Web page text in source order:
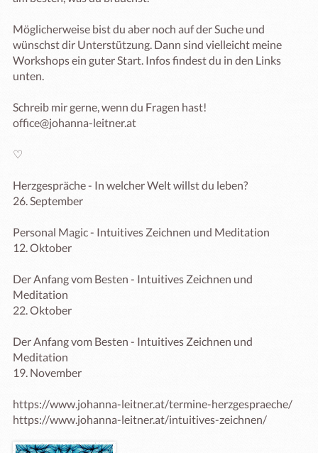
Möglicherweise bist du aber noch auf der Suche und
wünschst dir Unterstützung. Dann sind vielleicht meine
Workshops ein guter Start. Infos findest du in den Links
unten.
Schreib mir gerne, wenn du Fragen hast!
office@johanna-leitner.at
♡
Herzgespräche - In welcher Welt willst du leben?
26. September
Personal Magic - Intuitives Zeichnen und Meditation
12. Oktober
Der Anfang vom Besten - Intuitives Zeichnen und
Meditation
22. Oktober
Der Anfang vom Besten - Intuitives Zeichnen und
Meditation
19. November
https://www.johanna-leitner.at/termine-herzgespraeche/
https://www.johanna-leitner.at/intuitives-zeichnen/